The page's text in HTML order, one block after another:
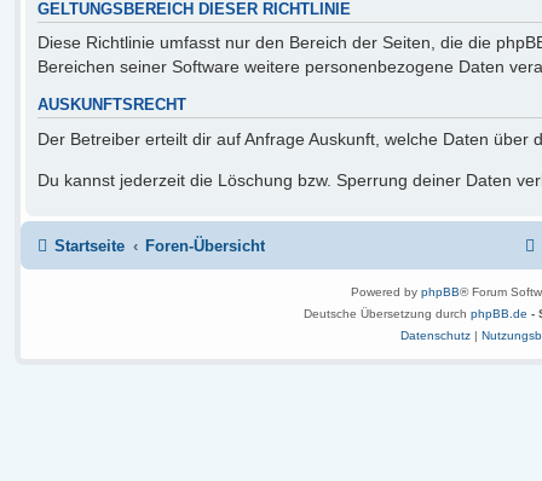
GELTUNGSBEREICH DIESER RICHTLINIE
Diese Richtlinie umfasst nur den Bereich der Seiten, die die
Bereichen seiner Software weitere personenbezogene Daten
AUSKUNFTSRECHT
Der Betreiber erteilt dir auf Anfrage Auskunft, welche Daten über
Du kannst jederzeit die Löschung bzw. Sperrung deiner Daten
Startseite Foren-Übersicht
Powered by phpBB® Forum
Deutsche Übersetzung durch phpBB.de -
Datenschutz|